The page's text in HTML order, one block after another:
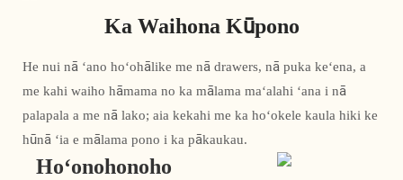
Ka Waihona Kūpono
He nui nā ʻano hoʻohālike me nā drawers, nā puka keʻena, a
me kahi waiho hāmama no ka mālama maʻalahi ʻana i nā
palapala a me nā lako; aia kekahi me ka hoʻokele kaula hiki ke
hūnā ʻia e mālama pono i ka pākaukau.
Hoʻonohonoho